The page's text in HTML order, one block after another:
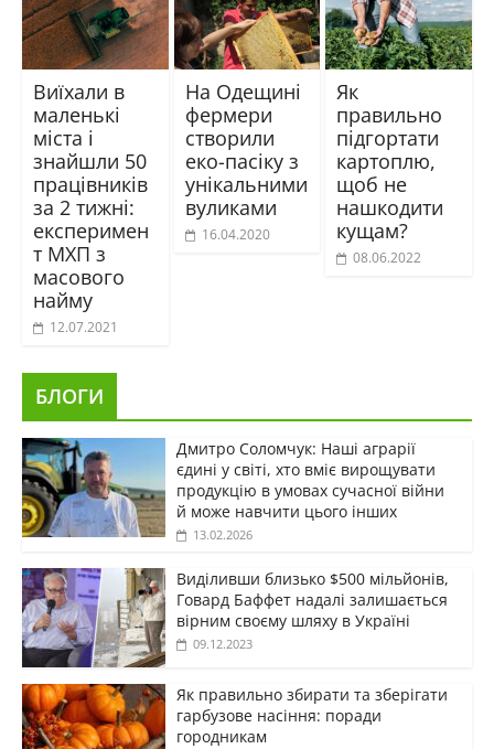
Виїхали в
маленькі
міста і
знайшли 50
працівників
за 2 тижні:
експеримен
т МХП з
масового
найму
12.07.2021
На Одещині
фермери
створили
еко-пасіку з
унікальними
вуликами
16.04.2020
Як
правильно
підгортати
картоплю,
щоб не
нашкодити
кущам?
08.06.2022
БЛОГИ
Дмитро Соломчук: Наші аграрії
єдині у світі, хто вміє вирощувати
продукцію в умовах сучасної війни
й може навчити цього інших
13.02.2026
Виділивши близько $500 мільйонів,
Говард Баффет надалі залишається
вірним своєму шляху в Україні
09.12.2023
Як правильно збирати та зберігати
гарбузове насіння: поради
городникам